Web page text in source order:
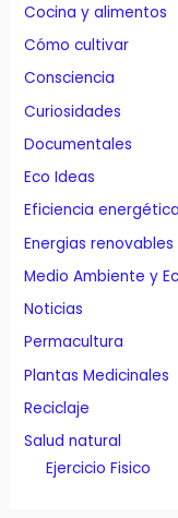
Cocina y alimentos
Cómo cultivar
Consciencia
Curiosidades
Documentales
Eco Ideas
Eficiencia energética
Energias renovables
Medio Ambiente y
Noticias
Permacultura
Plantas Medicinales
Reciclaje
Salud natural
Ejercicio Fisico